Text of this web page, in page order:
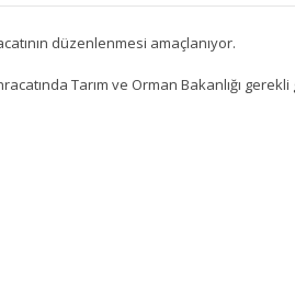
düzenlenmesi amaçlanıyor.
Tarım ve Orman Bakanlığı